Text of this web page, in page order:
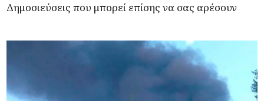
Δημοσιεύσεις που μπορεί επίσης να σας αρέσουν